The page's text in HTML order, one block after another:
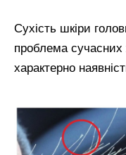
Сухість шкіри
проблема сучасних
характерно